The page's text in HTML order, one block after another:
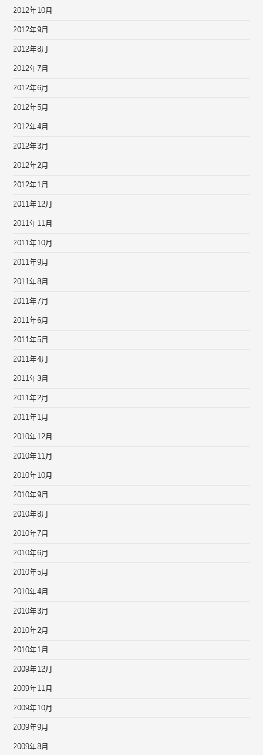
2012年10月
2012年9月
2012年8月
2012年7月
2012年6月
2012年5月
2012年4月
2012年3月
2012年2月
2012年1月
2011年12月
2011年11月
2011年10月
2011年9月
2011年8月
2011年7月
2011年6月
2011年5月
2011年4月
2011年3月
2011年2月
2011年1月
2010年12月
2010年11月
2010年10月
2010年9月
2010年8月
2010年7月
2010年6月
2010年5月
2010年4月
2010年3月
2010年2月
2010年1月
2009年12月
2009年11月
2009年10月
2009年9月
2009年8月